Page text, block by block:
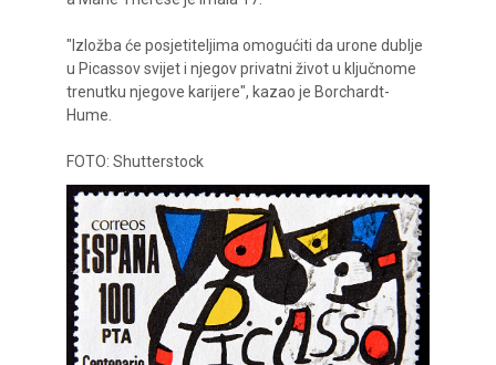
"Izložba će posjetiteljima omogućiti da urone dublje
u Picassov svijet i njegov privatni život u ključnome
trenutku njegove karijere", kazao je Borchardt-
Hume.
FOTO: Shutterstock